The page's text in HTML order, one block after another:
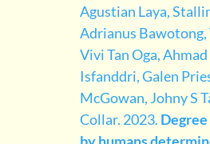
Agustian Laya,
Adrianus
Vivi Tan Oga,
Isfanddri, Galen
McGowan, Johny S
Collar. 2023.